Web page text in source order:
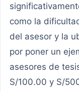
como la
del asesor y la
por poner un
asesores de
S/100.00 y S/